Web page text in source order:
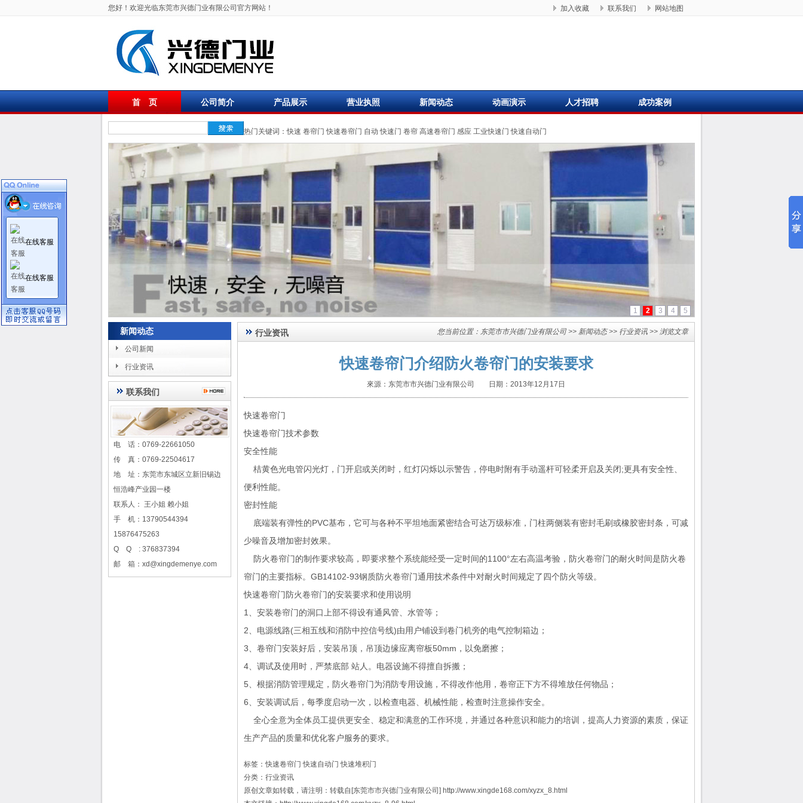
您好！欢迎光临东莞市兴德门业有限公司官方网站！ 加入收藏 联系我们 网站地图
首 页 公司简介 产品展示 营业执照 新闻动态 动画演示 人才招聘 成功案例
热门关键词：快速 卷帘门 快速卷帘门 自动 快速门 卷帘 高速卷帘门 感应 工业快速门 快速自动门
1 2 3 4 5
新闻动态
公司新闻
行业资讯
联系我们
电 话：0769-22661050
传 真：0769-22504617
地 址：东莞市东城区立新旧锡边
恒浩峰产业园一楼
联系人： 王小姐 赖小姐
手 机：13790544394
15876475263
Q Q : 376837394
邮 箱：xd@xingdemenye.com
您当前位置： 东莞市市兴德门业有限公司 >> 新闻动态>> 行业资讯 >> 浏览文章
行业资讯
快速卷帘门介绍防火卷帘门的安装要求
來源：东莞市市兴德门业有限公司 日期：2013年12月17日
快速卷帘门
快速卷帘门技术参数
安全性能
桔黄色光电管闪光灯，门开启或关闭时，红灯闪烁以示警告，停电时附有手动遥杆可轻柔开启及关闭;更具有安全性、
便利性能。
密封性能
底端装有弹性的PVC基布，它可与各种不平坦地面紧密结合可达万级标准，门柱两侧装有密封毛刷或橡胶密封条，可减
少噪音及增加密封效果。
防火卷帘门的制作要求较高，即要求整个系统能经受一定时间的1100°左右高温考验，防火卷帘门的耐火时间是防火卷
帘门的主要指标。GB14102-93钢质防火卷帘门通用技术条件中对耐火时间规定了四个防火等级。
快速卷帘门防火卷帘门的安装要求和使用说明
1、安装卷帘门的洞口上部不得设有通风管、水管等；
2、电源线路(三相五线和消防中控信号线)由用户铺设到卷门机旁的电气控制箱边；
3、卷帘门安装好后，安装吊顶，吊顶边缘应离帘板50mm，以免磨擦；
4、调试及使用时，严禁底部 站人。电器设施不得擅自拆搬；
5、根据消防管理规定，防火卷帘门为消防专用设施，不得改作他用，卷帘正下方不得堆放任何物品；
6、安装调试后，每季度启动一次，以检查电器、机械性能，检查时注意操作安全。
全心全意为全体员工提供更安全、稳定和满意的工作环境，并通过各种意识和能力的培训，提高人力资源的素质，保证
生产产品的质量和优化客户服务的要求。
标签：快速卷帘门 快速自动门 快速堆积门
分类： 行业资讯
原创文章如转载，请注明：转载自[东莞市市兴德门业有限公司 ] http://www.xingde168.com/xyzx_8.html
在线客服
在线客服